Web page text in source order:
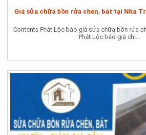
Giá sửa chữa bồn rửa chén, bát tại Nha
Contents Phát Lộc báo giá sửa chữa bồn rửa
Phát Lộc báo giá chi...